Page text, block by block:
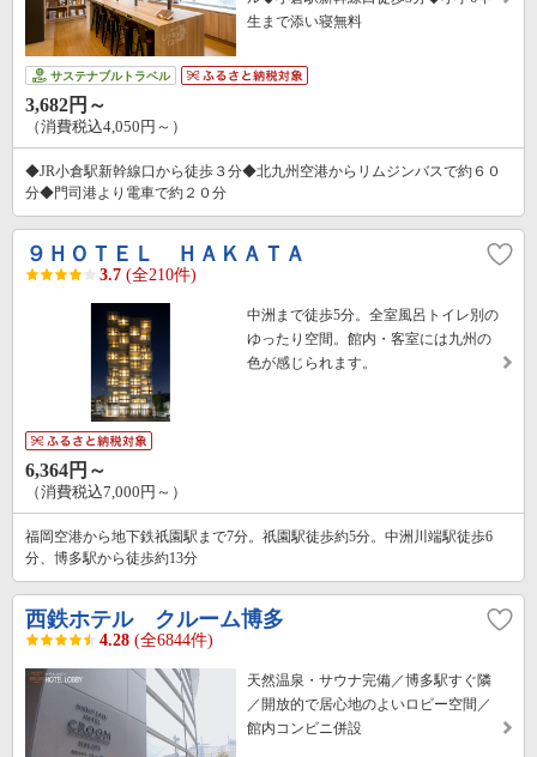
生まで添い寝無料
サステナブルトラベル
3,682円～
（消費税込4,050円～）
◆JR小倉駅新幹線口から徒歩３分◆北九州空港からリムジンバスで約６０
分◆門司港より電車で約２０分
９ＨＯＴＥＬ ＨＡＫＡＴＡ
3.7 (全210件)
中洲まで徒歩5分。全室風呂トイレ別の
ゆったり空間。館内・客室には九州の
色が感じられます。
6,364円～
（消費税込7,000円～）
福岡空港から地下鉄祇園駅まで7分。祇園駅徒歩約5分。中洲川端駅徒歩6
分、博多駅から徒歩約13分
西鉄ホテル クルーム博多
4.28 (全6844件)
天然温泉・サウナ完備／博多駅すぐ隣
／開放的で居心地のよいロビー空間／
館内コンビニ併設